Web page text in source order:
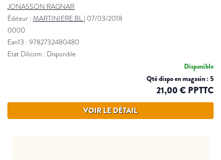
JONASSON RAGNAR
Éditeur : MARTINIERE BL | 07/03/2018
0000
Ean13 : 9782732480480
Etat Dilicom : Disponible
Disponible
Qté dispo en magasin : 5
21,00 € PPTTC
VOIR LE DÉTAIL